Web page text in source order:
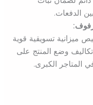
الدفعات.
ميزانية تسويقية قوية
وضع المنتج على
المتاجر الكبرى.